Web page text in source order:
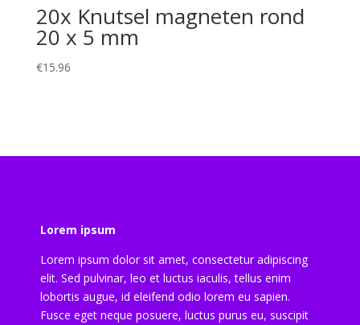
20x Knutsel magneten rond
20 x 5 mm
€15.96
Lorem ipsum
Lorem ipsum dolor sit amet, consectetur adipiscing
elit. Sed pulvinar, leo et luctus iaculis, tellus enim
lobortis augue, id eleifend odio lorem eu sapien.
Fusce eget neque posuere, luctus purus eu, suscipit